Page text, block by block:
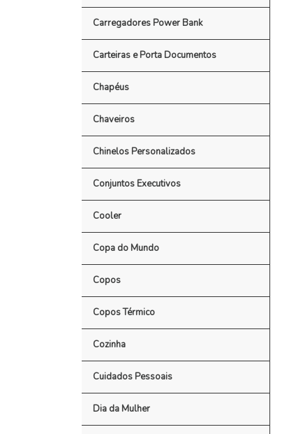
Carregadores Power Bank
Carteiras e Porta Documentos
Chapéus
Chaveiros
Chinelos Personalizados
Conjuntos Executivos
Cooler
Copa do Mundo
Copos
Copos Térmico
Cozinha
Cuidados Pessoais
Dia da Mulher